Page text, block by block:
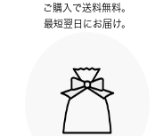
ご購入で送料無料。
最短翌日にお届け。